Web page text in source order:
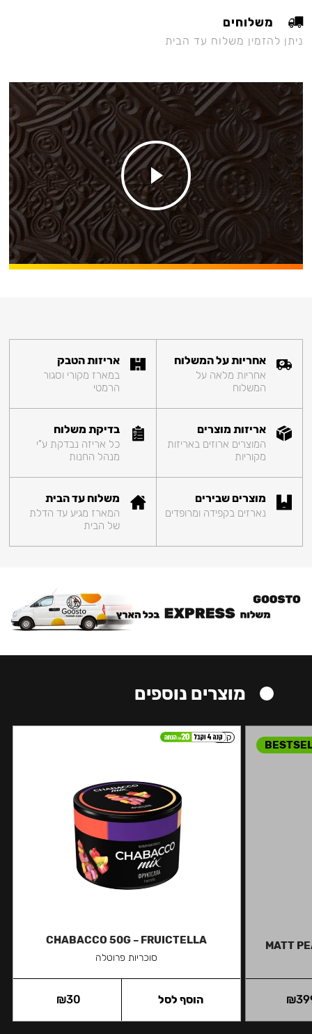
משלוחים
ניתן להזמין משלוח עד הבית
אחריות על המשלוח
אחריות מלאה על
המשלוח
אריזות הטבק
במארז מקורי וסגור
הרמטי
אריזות מוצרים
המוצרים ארוזים באריזות
מקוריות
בדיקת משלוח
כל אריזה נבדקת ע"י
מנהל החנות
מוצרים שבירים
נארזים בקפידה ומרופדים
משלוח עד הבית
המארז מגיע עד הדלת
של הבית
מוצרים נוספים
MATT
₪
קל
CHABACCO 50G – FRUICTELLA
סוכריות פרוטלה
₪30 הוסף לסל